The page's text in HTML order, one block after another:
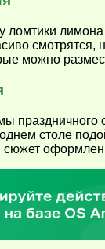
ломтики
можно
праздничного
столе
сюжет